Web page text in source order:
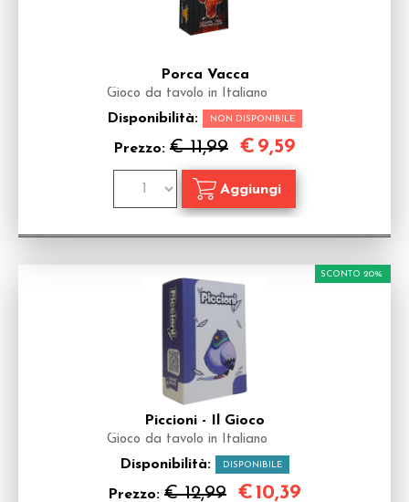
Porca Vacca
Gioco da tavolo in Italiano
Disponibilità: NON DISPONIBILE
Prezzo: € 11,99 € 9,59
Piccioni - Il Gioco
Gioco da tavolo in Italiano
Disponibilità: DISPONIBILE
Prezzo: € 12,99
SCONTO 20%
€10,39